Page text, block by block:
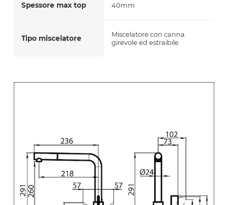
Spessore max top 40mm
Tipo miscelatore
Miscelatore con canna
girevole ed estraibile